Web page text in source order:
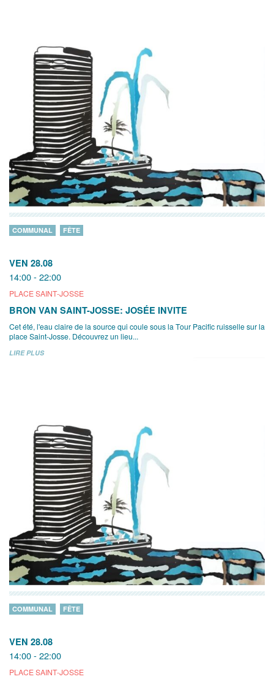
VEN 28.08
14:00 - 22:00
PLACE SAINT-JOSSE
COMMUNAL FÊTE
BRON VAN SAINT-JOSSE: JOSÉE INVITE
Cet été, l'eau claire de la source qui coule sous la Tour Pacific ruisselle sur la
place Saint-Josse. Découvrez un lieu...
LIRE PLUS
VEN 28.08
14:00 - 22:00
PLACE SAINT-JOSSE
COMMUNAL FÊTE